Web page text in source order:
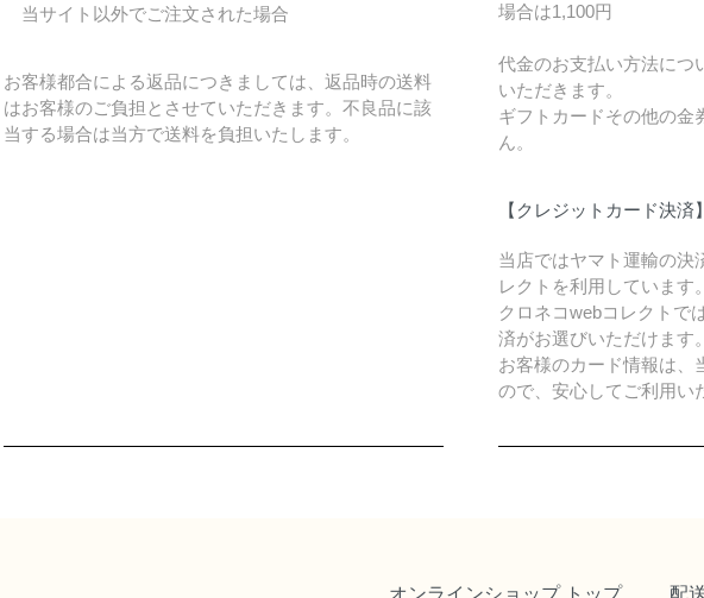
当サイト以外でご注文された場合
お客様都合による返品につきましては、返品時の送料
はお客様のご負担とさせていただきます。不良品に該
当する場合は当方で送料を負担いたします。
場合は1,100円
代金のお支払い方法につ
いただきます。
ギフトカードその他の金
ん。
【クレジットカード決済】
当店ではヤマト運輸の決
レクトを利用しています。
クロネコwebコレクトで
済がお選びいただけます。
お客様のカード情報は、
ので、安心してご利用い